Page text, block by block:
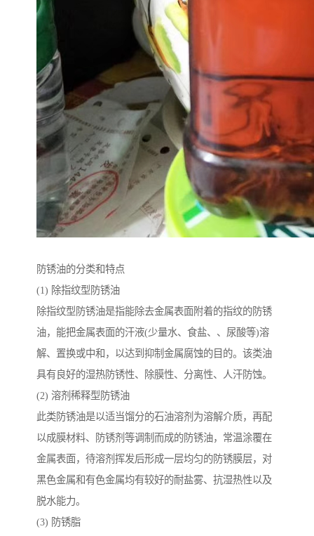
防锈油的分类和特点
(1) 除指纹型防锈油
除指纹型防锈油是指能除去金属表面附着的指纹的防锈
油，能把金属表面的汗液(少量水、食盐、、尿酸等)溶
解、置换或中和，以达到抑制金属腐蚀的目的。该类油
具有良好的湿热防锈性、除膜性、分离性、人汗防蚀。
(2) 溶剂稀释型防锈油
此类防锈油是以适当馏分的石油溶剂为溶解介质，再配
以成膜材料、防锈剂等调制而成的防锈油，常温涂覆在
金属表面，待溶剂挥发后形成一层均匀的防锈膜层，对
黑色金属和有色金属均有较好的耐盐雾、抗湿热性以及
脱水能力。
(3) 防锈脂